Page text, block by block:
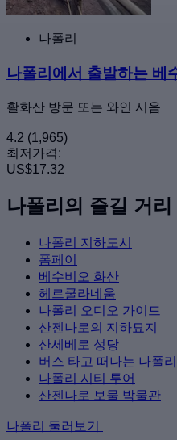
나폴리
나폴리에서 출발하는 베
활화산 방문 또는 와인 시음
4.2 (1,965)
최저가격:
US$17.32
나폴리의 즐길 거리
나폴리 지하도시
폼페이
베수비오 화산
헤르쿨라네움
나폴리 오디오 가이드
산젠나로의 지하묘지
산세베로 성당
버스 타고 떠나는 나폴
나폴리 시티 투어
산젠나로 보물 박물관
나폴리 둘러보기